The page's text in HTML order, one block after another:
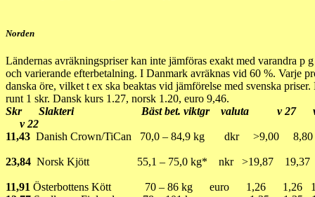
Norden
Ländernas avräkningspriser kan inte jämföras exakt med varandra p
och varierande efterbetalning. I Danmark avräknas vid 60 %. Varje
danska öre, vilket t ex ska beaktas vid jämförelse med svenska
runt 1 skr. Dansk kurs 1.27, norsk 1.20, euro 9,46.
Skr Slakteri Bäst bet. viktgr valuta v 27
v 22
11,43 Danish Crown/TiCan 70,0 – 84,9 kg dkr >9,00
23,84 Norsk Kjött 55,1 – 75,0 kg* nkr >19,87 19,37
11,91 Österbottens Kött 70 – 86 kg euro 1,26